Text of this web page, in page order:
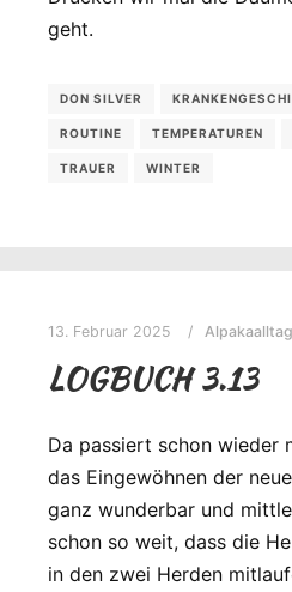
geht.
DON SILVER
ROUTINE TEMPERATUREN
TRAUER WINTER
13. Februar 2025 Alpakaalltag
LOGBUCH 3.13
Da passiert schon wieder
das Eingewöhnen der
ganz wunderbar und
schon so weit, dass die
in den zwei Herden